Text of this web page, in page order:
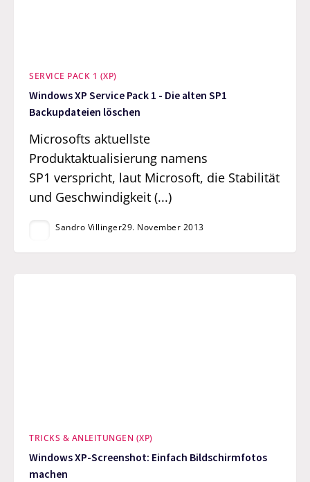
SERVICE PACK 1 (XP)
Windows XP Service Pack 1 - Die alten SP1
Backupdateien löschen
Microsofts aktuellste
Produktaktualisierung namens
SP1 verspricht, laut Microsoft, die Stabilität
und Geschwindigkeit (...)
Sandro Villinger29. November 2013
TRICKS & ANLEITUNGEN (XP)
Windows XP-Screenshot: Einfach Bildschirmfotos
machen